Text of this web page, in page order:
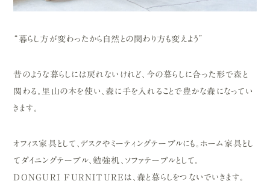
“暮らし方が変わったから自然との関わり方も変えよう”
昔のような暮らしには戻れないけれど、今の暮らしに合った形で森と
関わる。里山の木を使い、森に手を入れることで豊かな森になってい
きます。
オフィス家具として、デスクやミーティングテーブルにも。ホーム家具とし
てダイニングテーブル、勉強机、ソファテーブルとして。
DONGURI FURNITUREは、森と暮らしをつないでいきます。